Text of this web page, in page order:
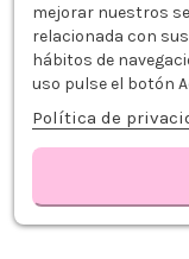
EUROSTIL SOPORTE
2,49 €
Añadir al carrito
+34 968 06 63 44L-V
mejorar nuestros
relacionada con
hábitos de
uso pulse el botón
Política de